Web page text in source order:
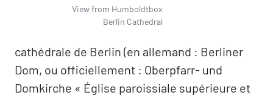
View from Humboldtbox
Berlin Cathedral
cathédrale de Berlin (en allemand : Berliner
Dom, ou officiellement : Oberpfarr- und
Domkirche « Église paroissiale supérieure et